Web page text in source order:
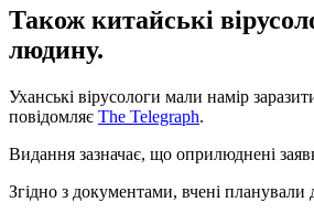
Також китайські
людину.
Уханські вірусологи мали намір
повідомляє The Telegraph.
Видання зазначає, що оприлюднені
Згідно з документами, вчені